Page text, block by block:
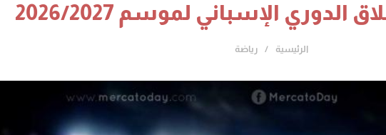
الإسباني لموسم 2026/2027
الرئيسية رياضة